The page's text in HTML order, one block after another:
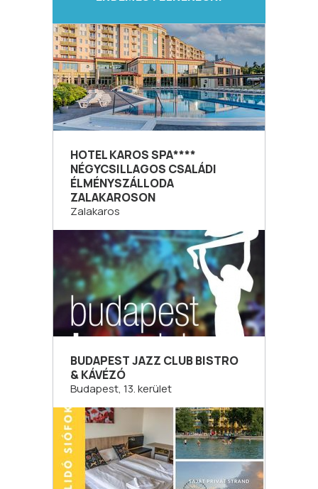
HOTEL KAROS SPA****
NÉGYCSILLAGOS CSALÁDI
ÉLMÉNYSZÁLLODA
ZALAKAROSON
Zalakaros
BUDAPEST JAZZ CLUB BISTRO
& KÁVÉZÓ
Budapest, 13. kerület